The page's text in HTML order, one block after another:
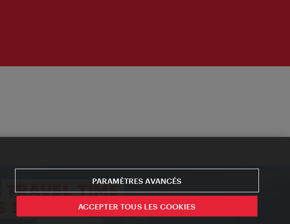
PARAMÈTRES AVANCÉS
ACCEPTER TOUS LES COOKIES